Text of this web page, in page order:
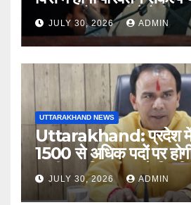
अगस्त को हल्द्वानी में रैली
JULY 30, 2026 ADMIN
UTTARAKHAND NEWS
Uttarakhand: प्रदेश में
1500 से अधिक पदों पर होगी
मंत्री धन सिंह रावत ने दिए
JULY 30, 2026 ADMIN